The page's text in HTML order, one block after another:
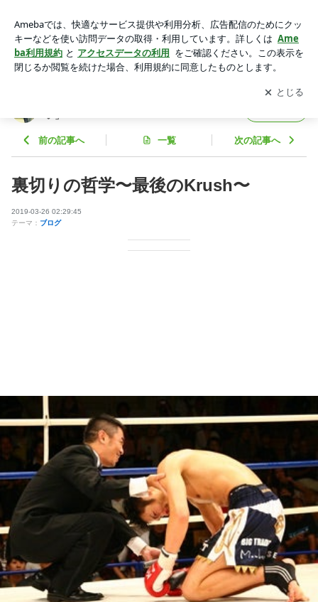
「明るく生こまい」Powered by Ameba
アプリをダウンロードして ブログの更新通知
を受け取りまし
ょう。
開く
い」
前の記事へ 一覧 次の記事へ
裏切りの哲学〜最後のKrush〜
2019-03-26 02:29:45
テーマ： ブログ